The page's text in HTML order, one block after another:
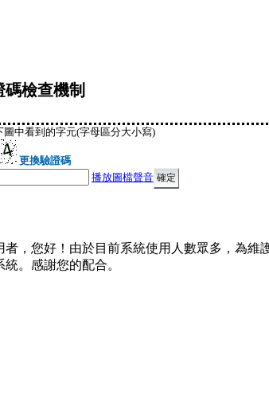
碼檢查機制
圖中看到的字元(字母區分大小寫)
更換驗證碼
播放圖檔聲音
者，您好！由於目前系統使用人數眾多，為
。感謝您的配合。